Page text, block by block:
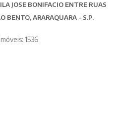
JOSE BONIFACIO ENTRE RUAS
BENTO, ARARAQUARA - S.P.
1536